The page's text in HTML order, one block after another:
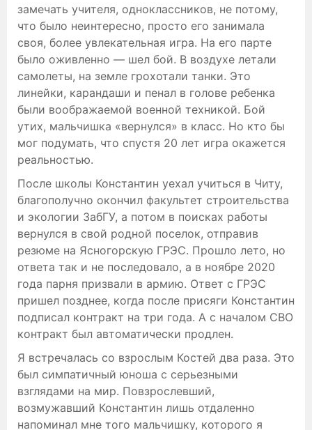
замечать учителя, одноклассников, не потому,
что было неинтересно, просто его занимала
своя, более увлекательная игра. На его парте
было оживленно — шел бой. В воздухе летали
самолеты, на земле грохотали танки. Это
линейки, карандаши и пенал в голове ребенка
были воображаемой военной техникой. Бой
утих, мальчишка «вернулся» в класс. Но кто бы
мог подумать, что спустя 20 лет игра окажется
реальностью.
После школы Константин уехал учиться в Читу,
благополучно окончил факультет строительства
и экологии ЗабГУ, а потом в поисках работы
вернулся в свой родной поселок, отправив
резюме на Ясногорскую ГРЭС. Прошло лето, но
ответа так и не последовало, а в ноябре 2020
года парня призвали в армию. Ответ с ГРЭС
пришел позднее, когда после присяги Константин
подписал контракт на три года. А с началом СВО
контракт был автоматически продлен.
Я встречалась со взрослым Костей два раза. Это
был симпатичный юноша с серьезными
взглядами на мир. Повзрослевший,
возмужавший Константин лишь отдаленно
напоминал мне того мальчишку, которого я